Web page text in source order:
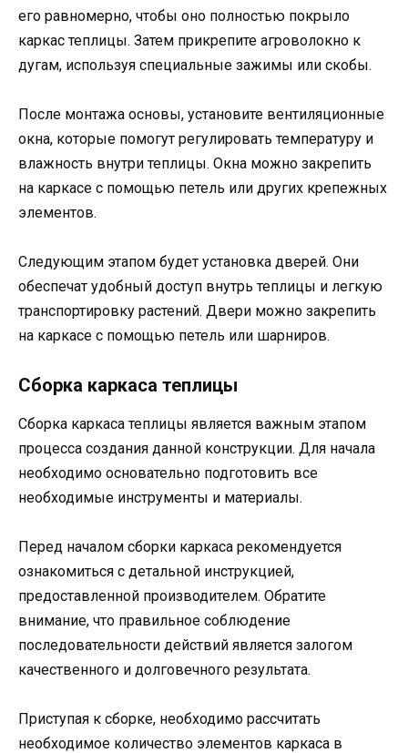
его равномерно, чтобы оно полностью покрыло
каркас теплицы. Затем прикрепите агроволокно к
дугам, используя специальные зажимы или скобы.
После монтажа основы, установите вентиляционные
окна, которые помогут регулировать температуру и
влажность внутри теплицы. Окна можно закрепить
на каркасе с помощью петель или других крепежных
элементов.
Следующим этапом будет установка дверей. Они
обеспечат удобный доступ внутрь теплицы и легкую
транспортировку растений. Двери можно закрепить
на каркасе с помощью петель или шарниров.
Сборка каркаса теплицы
Сборка каркаса теплицы является важным этапом
процесса создания данной конструкции. Для начала
необходимо основательно подготовить все
необходимые инструменты и материалы.
Перед началом сборки каркаса рекомендуется
ознакомиться с детальной инструкцией,
предоставленной производителем. Обратите
внимание, что правильное соблюдение
последовательности действий является залогом
качественного и долговечного результата.
Приступая к сборке, необходимо рассчитать
необходимое количество элементов каркаса в